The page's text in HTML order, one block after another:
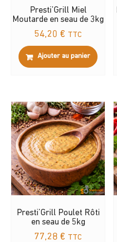
Presti’Grill Miel
Moutarde en seau de 3kg
54,20 € TTC
Ajouter au panier
Presti’Grill Poulet Rôti
en seau de 5kg
77,28 € TTC